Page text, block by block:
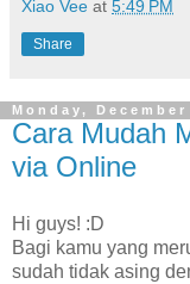
Xiao Vee at 5:49 PM
Share
Monday,
Cara Mudah
via Online
Hi guys! :D
Bagi kamu yang
sudah tidak asing